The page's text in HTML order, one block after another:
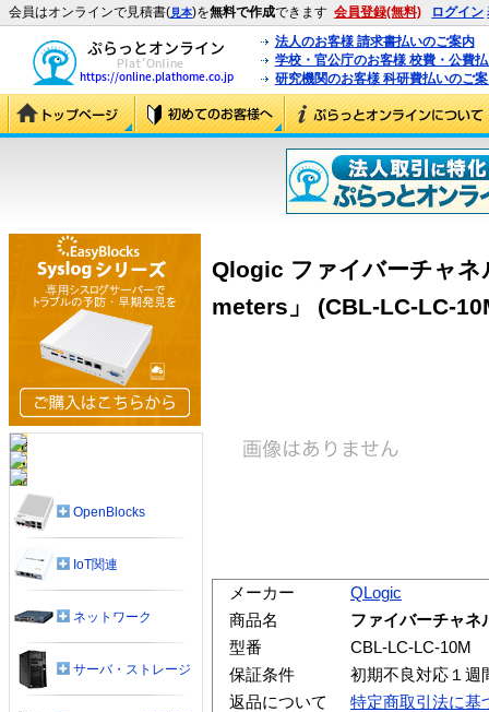
会員はオンラインで見積書(見本)を無料で作成できます 会員登録(無料) ログイン
法人のお客様 請求書払いのご案内
学校・官公庁のお客様 校費・公費
研究機関のお客様 科研費払いのご
Qlogic ファイバーチャ
meters」 (CBL-LC-LC-
メーカー
QLogic
商品名
ファイバーチャ
型番
CBL-LC-LC-10M
保証条件
初期不良対応１週
返品について
特定商取引法に基
OpenBlocks
IoT関連
ネットワーク
サーバ・ストレージ